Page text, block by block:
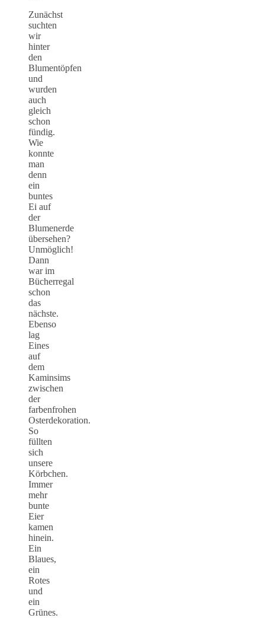
Zunächst
suchten
wir
hinter
den
Blumentöpfen
und
wurden
auch
gleich
schon
fündig.
Wie
konnte
man
denn
ein
buntes
Ei auf
der
Blumenerde
übersehen?
Unmöglich!
Dann
war im
Bücherregal
schon
das
nächste.
Ebenso
lag
Eines
auf
dem
Kaminsims
zwischen
der
farbenfrohen
Osterdekoration.
So
füllten
sich
unsere
Körbchen.
Immer
mehr
bunte
Eier
kamen
hinein.
Ein
Blaues,
ein
Rotes
und
ein
Grünes.